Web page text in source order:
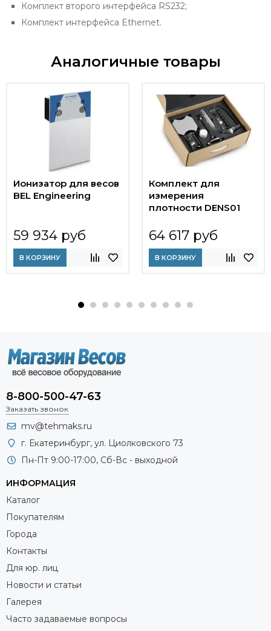
Комплект второго интерфейса RS232;
Комплект интерфейса Ethernet.
Аналогичные товары
Ионизатор для весов
BEL Engineering
59 934 руб
В КОРЗИНУ
Комплект для
измерения
плотности DENS01
64 617 руб
В КОРЗИНУ
8-800-500-47-63
Заказать звонок
mv@tehmaks.ru
г. Екатеринбург, ул. Циолковского 73
Пн-Пт 9:00-17:00, Сб-Вс - выходной
ИНФОРМАЦИЯ
Каталог
Покупателям
Города
Контакты
Для юр. лиц
Новости и статьи
Галерея
Часто задаваемые вопросы